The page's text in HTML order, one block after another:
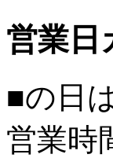
営業日
■の日
営業時